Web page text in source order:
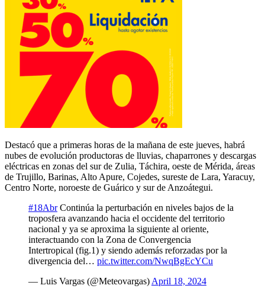
Destacó que a primeras horas de la mañana de este jueves, habrá
nubes de evolución productoras de lluvias, chaparrones y descargas
eléctricas en zonas del sur de Zulia, Táchira, oeste de Mérida, áreas
de Trujillo, Barinas, Alto Apure, Cojedes, sureste de Lara, Yaracuy,
Centro Norte, noroeste de Guárico y sur de Anzoátegui.
#18AbrContinúa la perturbación en niveles bajos de la
troposfera avanzando hacia el occidente del territorio
nacional y ya se aproxima la siguiente al oriente,
interactuando con la Zona de Convergencia
Intertropical (fig.1) y siendo además reforzadas por la
divergencia del… pic.twitter.com/NwqBgEcYCu
— Luis Vargas (@Meteovargas) April 18, 2024